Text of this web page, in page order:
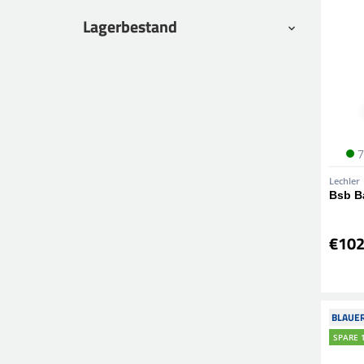
Lagerbestand
Lechler
Bsb
SPARE